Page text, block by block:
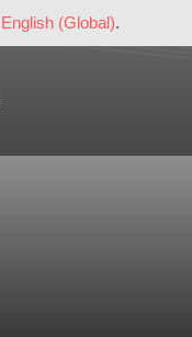
English (Global).